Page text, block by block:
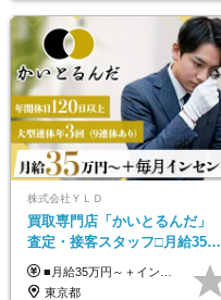
株式会社ＹＬＤ
買取専⾨店「かいとるんだ」
査定・接客スタッフ□⽉給35万
円以上＋毎⽉インセン□年休
120日以上□土日休み
■月給35万円～＋インセンティブ＋各種手当 ※固定残業代（月45時間分87,600円～）を含む。超過した場合は別途残業代を支給いたします ※経験・年齢などを考慮の上、決定します ※試用期間3ヶ月あり（待遇に変動なし）
東京都